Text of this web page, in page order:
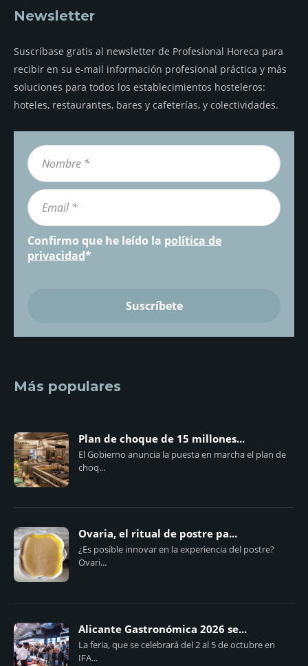
Newsletter
Suscríbase gratis al newsletter de Profesional Horeca para
recibir en su e-mail información profesional práctica y más
soluciones para todos los establecimientos hosteleros:
hoteles, restaurantes, bares y cafeterías, y colectividades.
Confirmo que he leído la política de
privacidad*
Más populares
Plan de choque de 15 millones...
El Gobierno anuncia la puesta en marcha el plan de
choq...
Ovaria, el ritual de postre pa...
¿Es posible innovar en la experiencia del postre?
Ovari...
Alicante Gastronómica 2026 se...
La feria, que se celebrará del 2 al 5 de octubre en
IFA...